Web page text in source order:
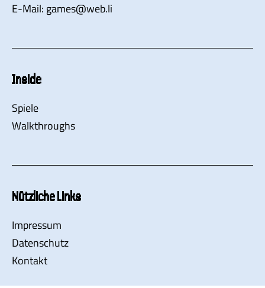
E-Mail: games@web.li
Inside
Spiele
Walkthroughs
Nützliche Links
Impressum
Datenschutz
Kontakt